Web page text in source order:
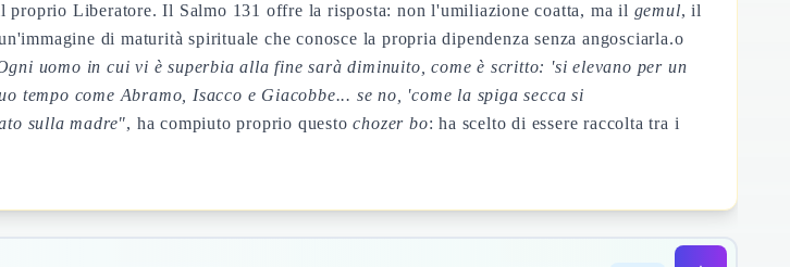
Liberatore. Il Salmo 131 offre la risposta: non l'umiliazione coatta, ma il gemul, il
di maturità spirituale che conosce la propria dipendenza senza angosciarla.o
uomo in cui vi è superbia alla fine sarà diminuito, come è scritto: 'si elevano per un
tempo come Abramo, Isacco e Giacobbe... se no, 'come la spiga secca si
sulla madre", ha compiuto proprio questochozer bo: ha scelto di essere raccolta tra i